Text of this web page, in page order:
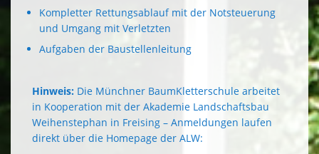
Kompletter Rettungsablauf mit der Notsteuerung
und Umgang mit Verletzten
Aufgaben der Baustellenleitung
Hinweis: Die Münchner BaumKletterschule arbeitet
in Kooperation mit der Akademie Landschaftsbau
Weihenstephan in Freising – Anmeldungen laufen
direkt über die Homepage der ALW: